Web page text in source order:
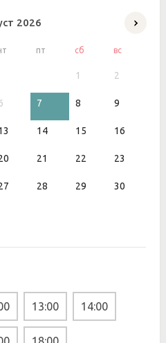
2026
пт сб вс
1 2
7 8 9
14 15 16
21 22 23
28 29 30
13:00 14:00